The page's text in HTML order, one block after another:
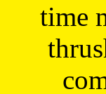
time